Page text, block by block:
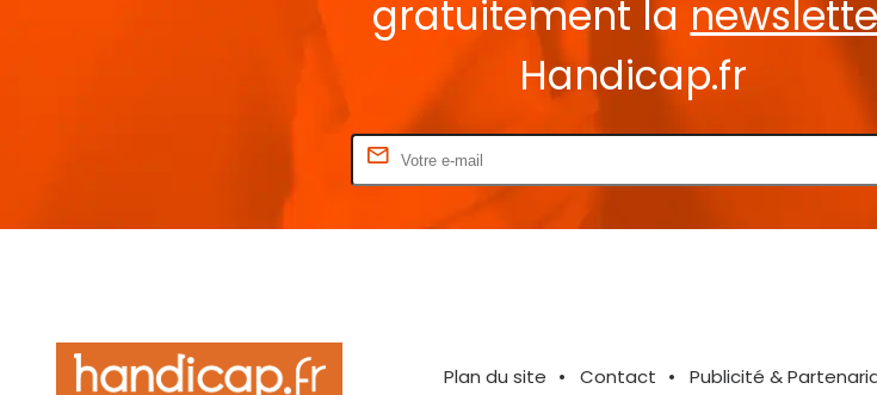
gratuitement la
Handicap.fr
Plan du site Contact Publicité &